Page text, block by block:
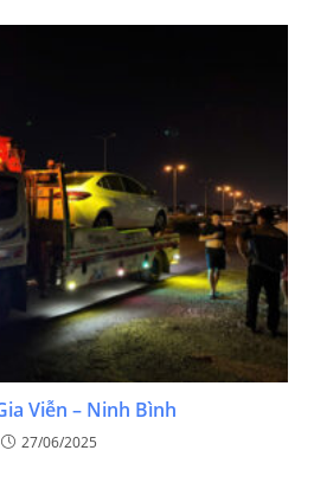
Viễn – Ninh Bình
27/06/2025